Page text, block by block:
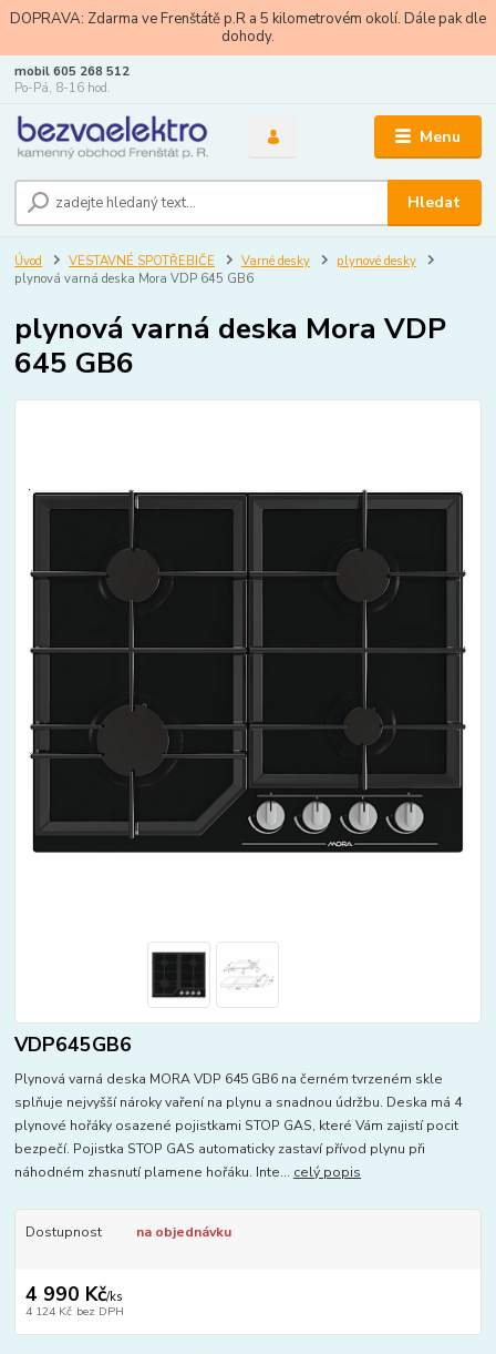
DOPRAVA: Zdarma ve Frenštátě p.R a 5 kilometrovém okolí. Dále pak dle
dohody.
Menu
Hledat
mobil 605 268 512
Po-Pá, 8-16 hod.
Úvod VESTAVNÉ SPOTŘEBIČE Varné desky
plynové desky
plynová varná deska Mora VDP 645 GB6
plynová varná deska Mora VDP
645 GB6
VDP645GB6
Plynová varná deska MORA VDP 645 GB6 na černém tvrzeném skle
splňuje nejvyšší nároky vaření na plynu a snadnou údržbu. Deska má 4
plynové hořáky osazené pojistkami STOP GAS, které Vám zajistí pocit
bezpečí. Pojistka STOP GAS automaticky zastaví přívod plynu při
náhodném zhasnutí plamene hořáku. Inte... celý popis
Dostupnost na objednávku
4 990 Kč/ks
4 124 Kč bez DPH